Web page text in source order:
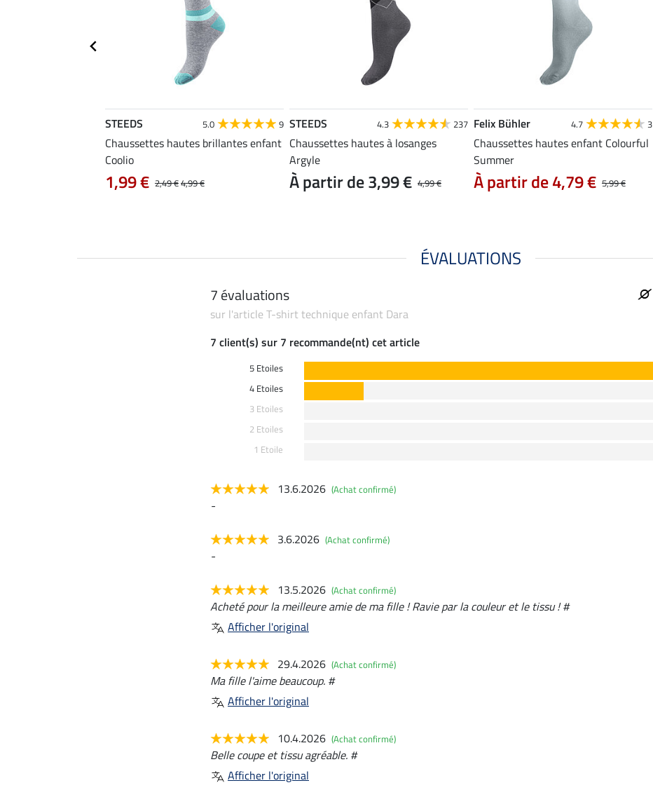
STEEDS 5.0 9
Chaussettes hautes brillantes enfant
Coolio
2,49 €4,99 €
1,99 €
STEEDS 4.3 237
Chaussettes hautes à losanges
Argyle
4,99 €
À partir de 3,99 €
Felix Bühler 4.7 3
Chaussettes hautes enfant Colourful
Summer
5,99 €
À partir de 4,79 €
ÉVALUATIONS
7 évaluations
sur l'article T-shirt technique enfant Dara
7 client(s) sur 7 recommande(nt) cet article
5 Etoiles
4 Etoiles
3 Etoiles
2 Etoiles
1 Etoile
13.6.2026 (Achat confirmé)
-
3.6.2026 (Achat confirmé)
-
13.5.2026 (Achat confirmé)
Acheté pour la meilleure amie de ma fille ! Ravie par la couleur et le tissu ! #
Afficher l'original
29.4.2026 (Achat confirmé)
Ma fille l'aime beaucoup. #
Afficher l'original
10.4.2026 (Achat confirmé)
Belle coupe et tissu agréable. #
Afficher l'original